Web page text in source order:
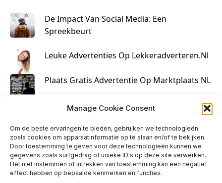
Manage Cookie Consent
Om de beste ervaringen te bieden, gebruiken we technologieën
zoals cookies om apparaatinformatie op te slaan en/of te bekijken.
Door toestemming te geven voor deze technologieën kunnen we
gegevens zoals surfgedrag of unieke ID's op deze site verwerken.
Het niet instemmen of intrekken van toestemming kan een negatief
effect hebben op bepaalde kenmerken en functies.
De Impact Van Social Media: Een
Spreekbeurt
Leuke Advertenties Op Lekkeradverteren.nl
Plaats Gratis Advertentie Op Marktplaats NL
Kruisbestuiving Voor Succesvolle Marketing